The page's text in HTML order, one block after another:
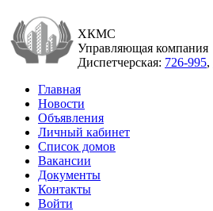
ХКМС
Управляющая компания
Диспетчерская: 726-995,
Главная
Новости
Объявления
Личный кабинет
Список домов
Вакансии
Документы
Контакты
Войти